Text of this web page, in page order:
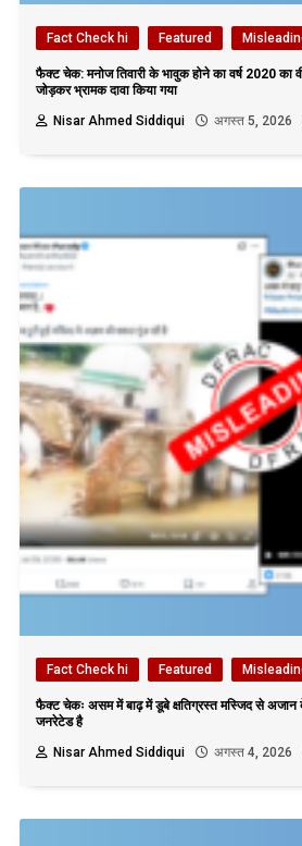
Fact Check hi Featured
फैक्ट चेक: मनोज तिवारी के भावुक होने का वर्ष 2020 का
जोड़कर भ्रामक दावा किया गया
Nisar Ahmed Siddiqui
अगस्त 5, 2026
Fact Check hi Featured
फैक्ट चेकः असम में बाढ़ में डूबे क्षतिग्रस्त मस्जिद से अजान
जनरेटेड है
Nisar Ahmed Siddiqui
अगस्त 4, 2026